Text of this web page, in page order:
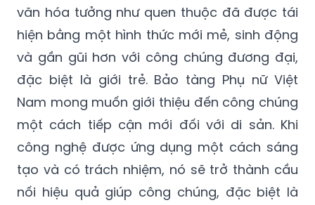
văn hóa tưởng như quen thuộc đã được tái
hiện bằng một hình thức mới mẻ, sinh động
và gần gũi hơn với công chúng đương đại,
đặc biệt là giới trẻ. Bảo tàng Phụ nữ Việt
Nam mong muốn giới thiệu đến công chúng
một cách tiếp cận mới đối với di sản. Khi
công nghệ được ứng dụng một cách sáng
tạo và có trách nhiệm, nó sẽ trở thành cầu
nối hiệu quả giúp công chúng, đặc biệt là